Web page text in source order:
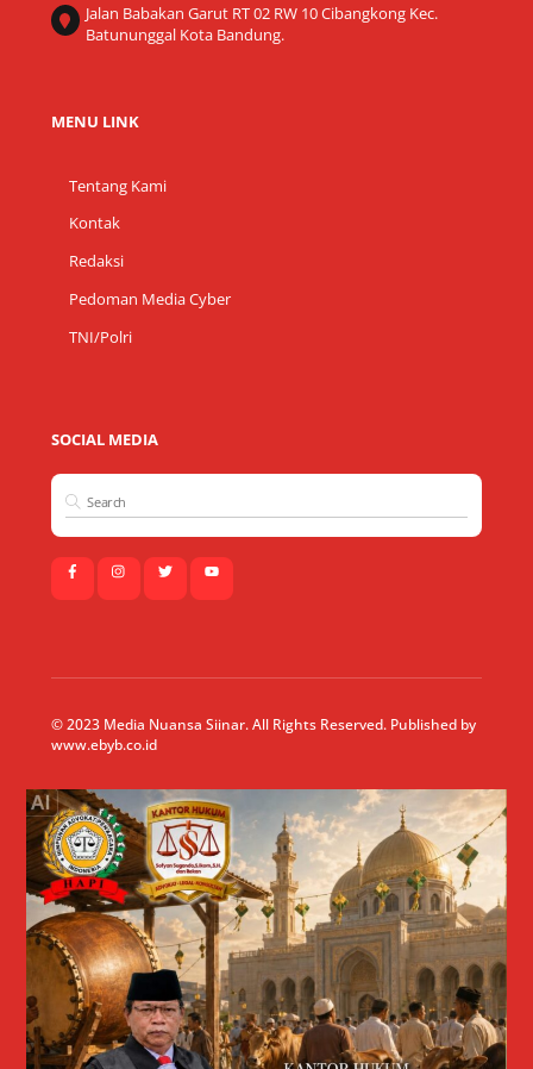
Jalan Babakan Garut RT 02 RW 10 Cibangkong Kec.
Batununggal Kota Bandung.
MENU LINK
Tentang Kami
Kontak
Redaksi
Pedoman Media Cyber
TNI/Polri
SOCIAL MEDIA
© 2023 Media Nuansa Siinar. All Rights Reserved. Published by
www.ebyb.co.id